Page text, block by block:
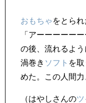
おもちゃ をとら
「アーーーーー
の後、流れるよう
渦巻き ソフト を
めた。この人間力
（はやしさんのツ